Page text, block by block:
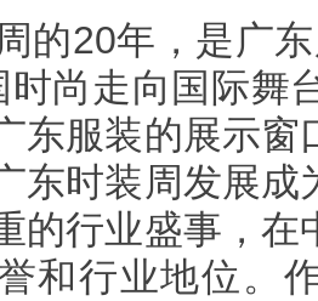
的20年，是广
时尚走向国际舞
东服装的展示
东时装周发展成
的行业盛事，在
和行业地位。